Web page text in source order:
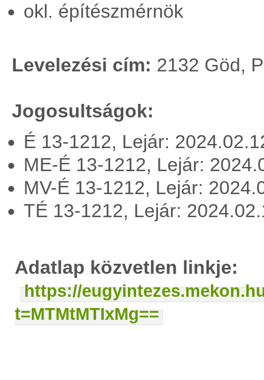
okl. építészmérnök
Levelezési cím: 2132 Göd,
Jogosultságok:
É 13-1212, Lejár:
ME-É 13-1212, Lejár:
MV-É 13-1212, Lejár:
TÉ 13-1212, Lejár:
Adatlap közvetlen linkje:
https://
t=MTMtMTIxMg==